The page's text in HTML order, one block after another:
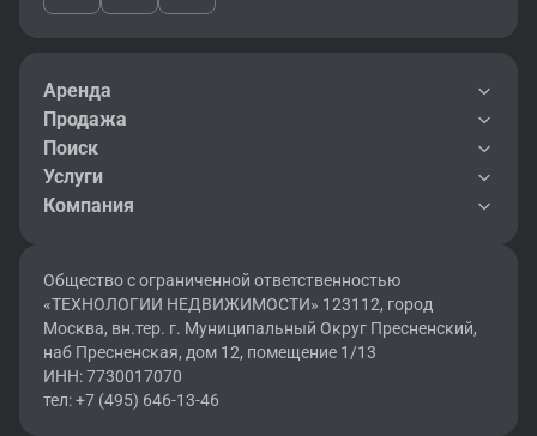
Аренда
Продажа
Поиск
Услуги
Компания
Общество с ограниченной ответственностью
«ТЕХНОЛОГИИ НЕДВИЖИМОСТИ» 123112, город
Москва, вн.тер. г. Муниципальный Округ Пресненский,
наб Пресненская, дом 12, помещение 1/13
ИНН: 7730017070
тел: +7 (495) 646-13-46